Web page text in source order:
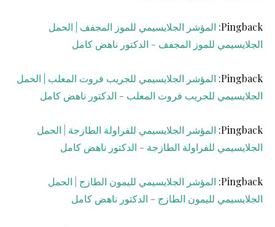
Pingback: المؤشر الجلايسيمي للموز المجفف | الحمل
الجلايسيمي للموز المجفف - الدكتور ناهض كامل
Pingback: المؤشر الجلايسيمي للجريب فروت المعلب | الحمل
الجلايسيمي للجريب فروت المعلب - الدكتور ناهض كامل
Pingback: المؤشر الجلايسيمي للفراولة الطازجة | الحمل
الجلايسيمي للفراولة الطازجة - الدكتور ناهض كامل
Pingback: المؤشر الجلايسيمي لليمون الطازج | الحمل
الجلايسيمي لليمون الطازج - الدكتور ناهض كامل